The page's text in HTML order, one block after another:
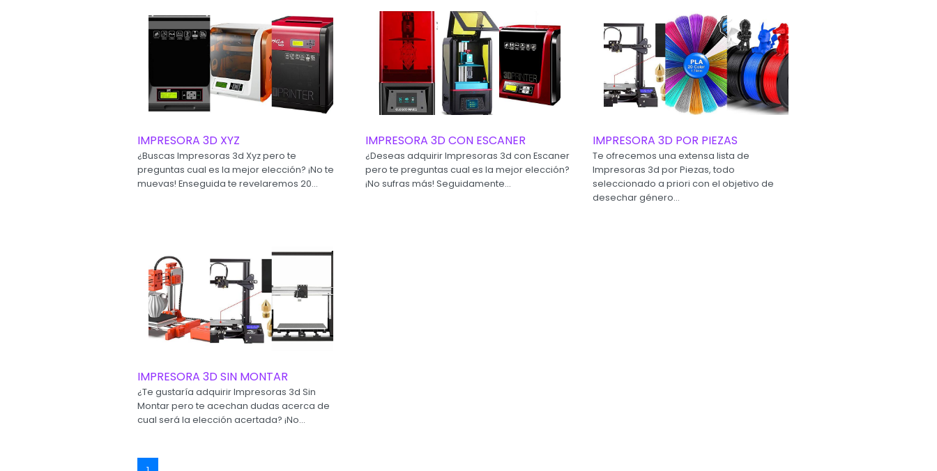
IMPRESORA 3D XYZ
¿Buscas Impresoras 3d Xyz pero te
preguntas cual es la mejor elección? ¡No te
muevas! Enseguida te revelaremos 20...
IMPRESORA 3D CON ESCANER
¿Deseas adquirir Impresoras 3d con Escaner
pero te preguntas cual es la mejor elección?
¡No sufras más! Seguidamente...
IMPRESORA 3D POR PIEZAS
Te ofrecemos una extensa lista de
Impresoras 3d por Piezas, todo
seleccionado a priori con el objetivo de
desechar género...
IMPRESORA 3D SIN MONTAR
¿Te gustaría adquirir Impresoras 3d Sin
Montar pero te acechan dudas acerca de
cual será la elección acertada? ¡No...